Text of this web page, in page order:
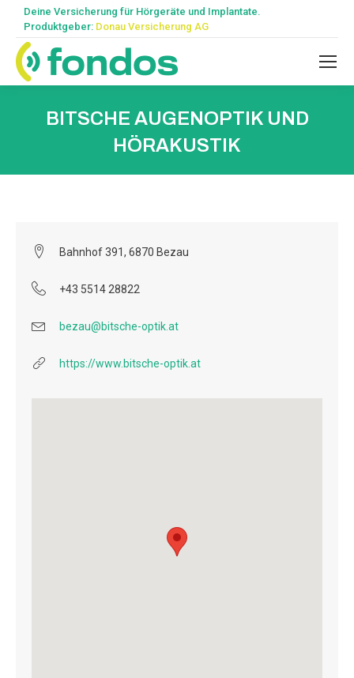
Deine Versicherung für Hörgeräte und Implantate.
Produktgeber: Donau Versicherung AG
BITSCHE AUGENOPTIK UND
HÖRAKUSTIK
Bahnhof 391, 6870 Bezau
+43 5514 28822
bezau@bitsche-optik.at
https://www.bitsche-optik.at